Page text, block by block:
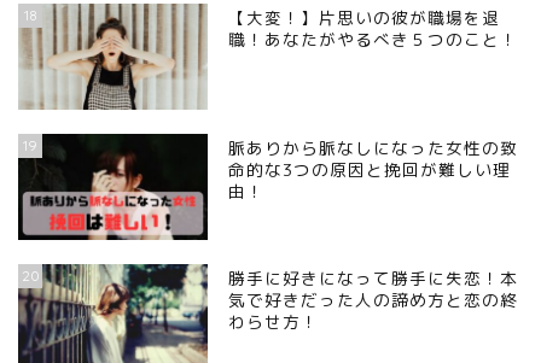
18
【大変！】片思いの彼が職場を退
職！あなたがやるべき５つのこと！
19
脈ありから脈なしになった女性の致
命的な3つの原因と挽回が難しい理
由！
20
勝手に好きになって勝手に失恋！本
気で好きだった人の諦め方と恋の終
わらせ方！